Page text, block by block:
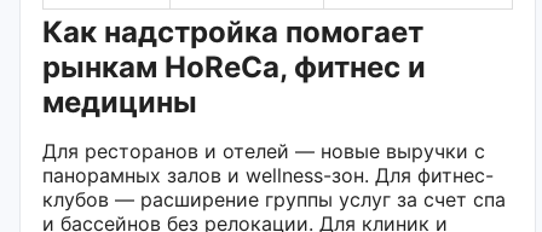
Как надстройка помогает
рынкам HoReCa, фитнес и
медицины
Для ресторанов и отелей — новые выручки с
панорамных залов и wellness-зон. Для фитнес-
клубов — расширение группы услуг за счет спа
и бассейнов без релокации. Для клиник и